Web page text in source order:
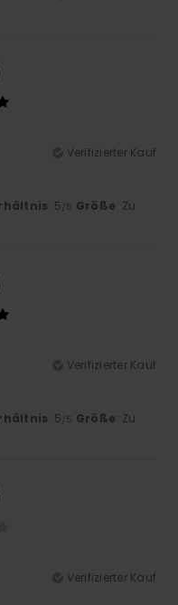
Verifizierter Kauf
: 5 /5 Größe: Zu
Verifizierter Kauf
: 5 /5 Größe: Zu
Verifizierter Kauf